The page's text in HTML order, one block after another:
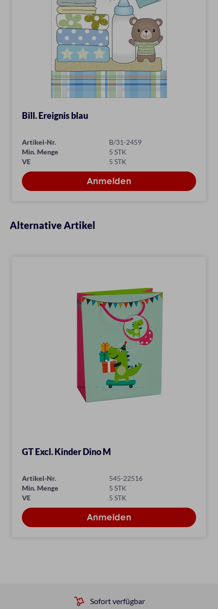
Bill. Ereignis blau
Artikel-Nr.
B/31-2459
Min. Menge
5 STK
VE
5 STK
Alternative Artikel
GT Excl. Kinder Dino M
Artikel-Nr.
545-22516
Min. Menge
5 STK
VE
5 STK
Sofort verfügbar